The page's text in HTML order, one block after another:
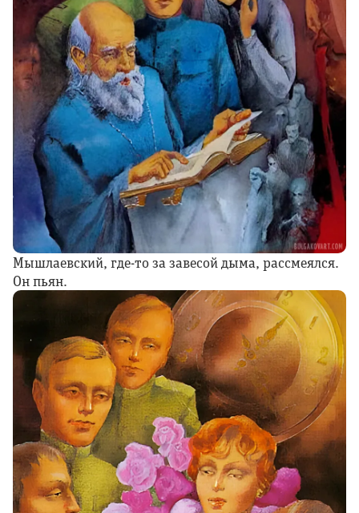
Мышлаевский, где-то за завесой дыма, рассмеялся.
Он пьян.